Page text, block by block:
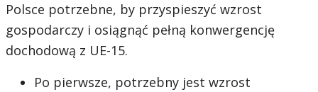
Polsce potrzebne, by przyspieszyć wzrost
gospodarczy i osiągnąć pełną konwergencję
dochodową z UE-15.
Po pierwsze, potrzebny jest wzrost